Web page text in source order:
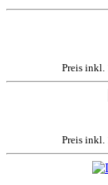
Preis inkl.
Preis inkl.